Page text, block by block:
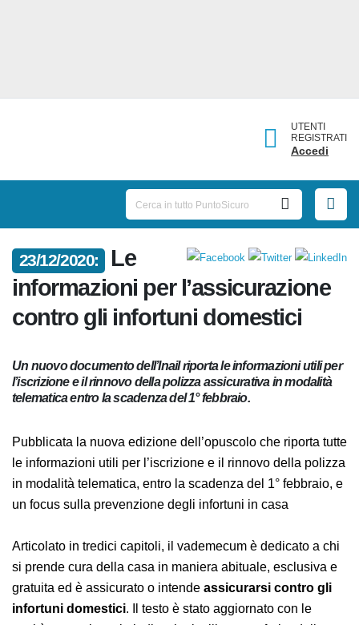
UTENTI
REGISTRATI
Accedi
23/12/2020:
Le
informazioni per l’assicurazione
contro gli infortuni domestici
Un nuovo documento dell’Inail riporta le informazioni utili
per l’iscrizione e il rinnovo della polizza assicurativa in
modalità telematica entro la scadenza del 1° febbraio.
Pubblicata la nuova edizione dell’opuscolo che riporta
tutte le informazioni utili per l’iscrizione e il rinnovo
della polizza in modalità telematica, entro la scadenza
del 1° febbraio, e un focus sulla prevenzione degli
Articolato in tredici capitoli, il vademecum è dedicato a
chi si prende cura della casa in maniera abituale,
esclusiva e gratuita ed è assicurato o intende